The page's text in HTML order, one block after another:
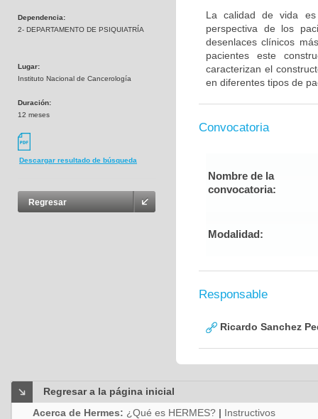
Dependencia:
2- DEPARTAMENTO DE PSIQUIATRÍA
Lugar:
Instituto Nacional de Cancerología
Duración:
12 meses
Descargar resultado de búsqueda
Regresar
La calidad de vida
perspectiva de los
desenlaces clínicos
pacientes este
caracterizan el
en diferentes tipos de
Convocatoria
Nombre de la
convocatoria:
Modalidad:
Responsable
Ricardo Sanchez
Regresar a la página inicial
Acerca de Hermes: ¿Qué es HERMES? | Instructivos